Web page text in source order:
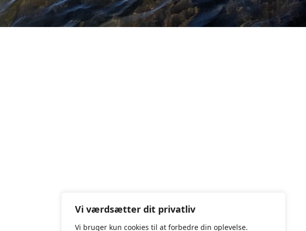
Vi værdsætter dit privatliv
Vi bruger kun cookies til at forbedre din oplevelse.